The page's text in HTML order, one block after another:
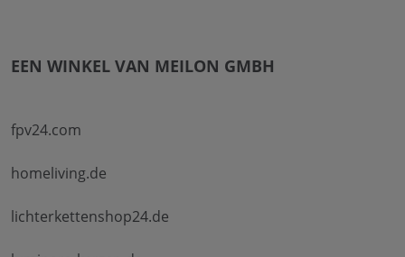
EEN WINKEL VAN MEILON GMBH
fpv24.com
homeliving.de
lichterkettenshop24.de